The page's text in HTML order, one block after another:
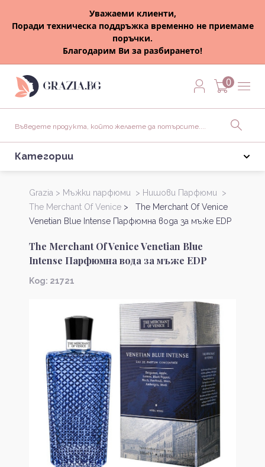
Уважаеми клиенти,
Поради техническа поддръжка временно не приемаме
поръчки.
Благодарим Ви за разбирането!
0
Категории
Grazia > Мъжки парфюми > Нишови Парфюми >
The Merchant Of Venice > The Merchant Of Venice
Venetian Blue Intense Парфюмна вода за мъже EDP
The Merchant Of Venice Venetian Blue
Intense Парфюмна вода за мъже EDP
Kод: 21721